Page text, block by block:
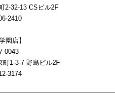
2-32-13 CSビル2F
2410
園店】
0043
町1-3-7 野島ビル2F
3174